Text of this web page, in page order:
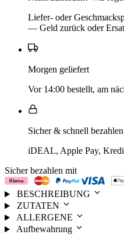
Liefer- oder
— Geld zurück oder
Morgen geliefert
Vor 14:00 bestellt, am
Sicher & schnell bezahlen
iDEAL, Apple Pay,
Sicher bezahlen mit
BESCHREIBUNG
ZUTATEN
ALLERGENE
Aufbewahrung